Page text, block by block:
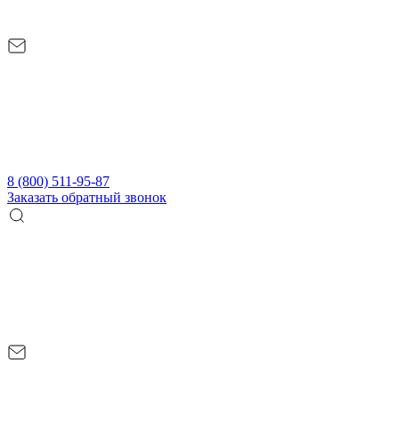
8 (800) 511-95-87
Заказать обратный звонок